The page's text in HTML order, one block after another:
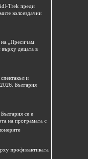
Trek преди
колоездачни
на „Пресичам
децата в
и
България
се е
на програмата с
профилактиката